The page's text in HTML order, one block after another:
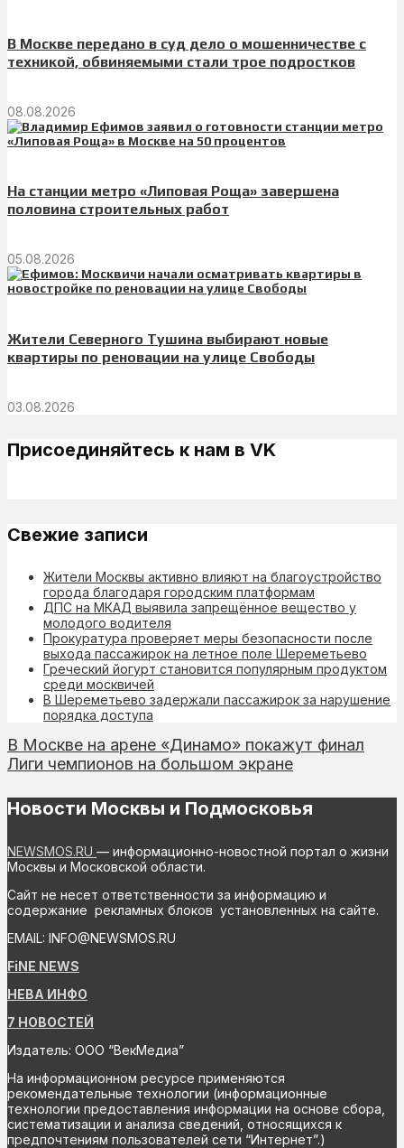
В Москве передано в суд дело о мошенничестве с
техникой, обвиняемыми стали трое подростков
08.08.2026
На станции метро «Липовая Роща» завершена
половина строительных работ
05.08.2026
Жители Северного Тушина выбирают новые
квартиры по реновации на улице Свободы
03.08.2026
Присоединяйтесь к нам в VK
Свежие записи
Жители Москвы активно влияют на благоустройство
города благодаря городским платформам
ДПС на МКАД выявила запрещённое вещество у
молодого водителя
Прокуратура проверяет меры безопасности после
выхода пассажирок на летное поле Шереметьево
Греческий йогурт становится популярным продуктом
среди москвичей
В Шереметьево задержали пассажирок за нарушение
порядка доступа
В Москве на арене «Динамо» покажут финал
Лиги чемпионов на большом экране
Новости Москвы и Подмосковья
NEWSMOS.RU — информационно-новостной портал о жизни
Москвы и Московской области.
Сайт не несет ответственности за информацию и
содержание рекламных блоков установленных на сайте.
EMAIL: INFO@NEWSMOS.RU
FiNE NEWS
НЕВА ИНФО
7 НОВОСТЕЙ
Издатель: ООО “ВекМедиа”
На информационном ресурсе применяются
рекомендательные технологии (информационные
технологии предоставления информации на основе сбора,
систематизации и анализа сведений, относящихся к
предпочтениям пользователей сети “Интернет”.)